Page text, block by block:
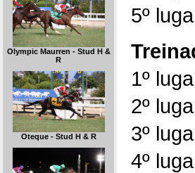
Olympic Maurren - Stud H &
R
Oteque - Stud H & R
5º
1º
2º
3º
4º